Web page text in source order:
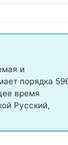
и
порядка
время
Русский,